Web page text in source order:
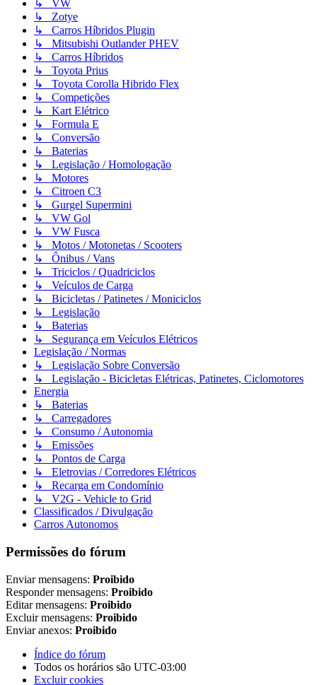
↳ VW
↳ Zotye
↳ Carros Híbridos Plugin
↳ Mitsubishi Outlander PHEV
↳ Carros Híbridos
↳ Toyota Prius
↳ Toyota Corolla Hibrido Flex
↳ Competições
↳ Kart Elétrico
↳ Formula E
↳ Conversão
↳ Baterias
↳ Legislação / Homologação
↳ Motores
↳ Citroen C3
↳ Gurgel Supermini
↳ VW Gol
↳ VW Fusca
↳ Motos / Motonetas / Scooters
↳ Ônibus / Vans
↳ Triciclos / Quadriciclos
↳ Veículos de Carga
↳ Bicicletas / Patinetes / Moniciclos
↳ Legislação
↳ Baterias
↳ Segurança em Veículos Elétricos
Legislação / Normas
↳ Legislação Sobre Conversão
↳ Legislação - Bicicletas Elétricas, Patinetes, Ciclomotores
Energia
↳ Baterias
↳ Carregadores
↳ Consumo / Autonomia
↳ Emissões
↳ Pontos de Carga
↳ Eletrovias / Corredores Elétricos
↳ Recarga em Condomínio
↳ V2G - Vehicle to Grid
Classificados / Divulgação
Carros Autonomos
Permissões do fórum
Enviar mensagens: Proibido
Responder mensagens: Proibido
Editar mensagens: Proibido
Excluir mensagens: Proibido
Enviar anexos: Proibido
Índice do fórum
Todos os horários são UTC-03:00
Excluir cookies